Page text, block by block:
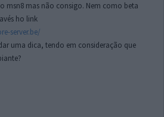
msn8 mas não consigo. Nem como beta
ho link
server.be/
uma dica, tendo em consideração que